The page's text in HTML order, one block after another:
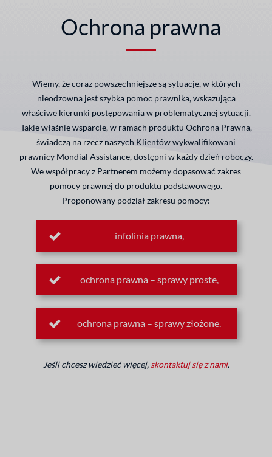
Ochrona prawna
Wiemy, że coraz powszechniejsze są sytuacje, w których
nieodzowna jest szybka pomoc prawnika, wskazująca
właściwe kierunki postępowania w problematycznej sytuacji.
Takie właśnie wsparcie, w ramach produktu Ochrona Prawna,
świadczą na rzecz naszych Klientów wykwalifikowani
prawnicy Mondial Assistance, dostępni w każdy dzień roboczy.
We współpracy z Partnerem możemy dopasować zakres
pomocy prawnej do produktu podstawowego.
Proponowany podział zakresu pomocy:
infolinia prawna,
ochrona prawna – sprawy proste,
ochrona prawna – sprawy złożone.
Jeśli chcesz wiedzieć więcej, skontaktuj się z nami.